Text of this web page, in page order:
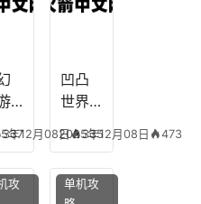
神武
龙宫
怎么
337
年12月08日 335
凹凸
世界
全部
阵容
搭
2025年12月08日 473
攻
单机攻